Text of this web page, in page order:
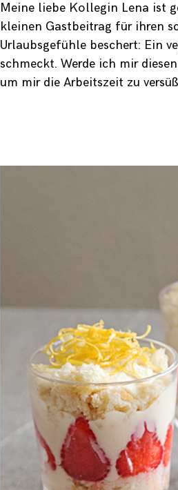
Meine liebe Kollegin Lena ist
kleinen Gastbeitrag für ihren
Urlaubsgefühle beschert: Ein
schmeckt. Werde ich mir
um mir die Arbeitszeit zu